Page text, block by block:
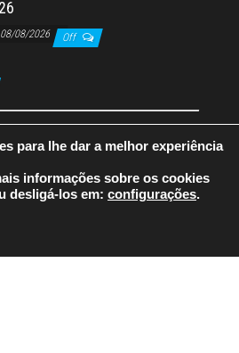
08/08/2026 Off
para lhe dar a melhor experiência
informações sobre os cookies
desligá-los em: configurações.